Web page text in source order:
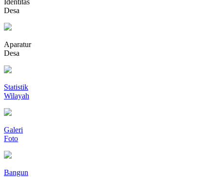
Identitas
Desa
Aparatur
Desa
Statistik
Wilayah
Galeri
Foto
Bangun